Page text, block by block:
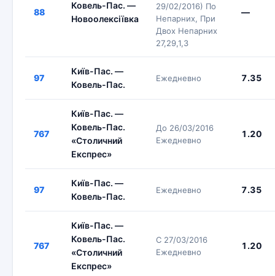
88
Ковель-Пас. —
Новоолексіївка
29/02/2016) По
Непарних, При
Двох Непарних
27,29,1,3
—
97
Київ-Пас. —
Ковель-Пас.
Ежедневно 7.35
767
Київ-Пас. —
Ковель-Пас.
«Столичний
Експрес»
До 26/03/2016
Ежедневно
1.20
97
Київ-Пас. —
Ковель-Пас.
Ежедневно 7.35
767
Київ-Пас. —
Ковель-Пас.
«Столичний
Експрес»
С 27/03/2016
Ежедневно
1.20